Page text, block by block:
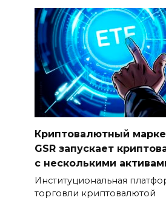
Криптовалютный
GSR запускает
с несколькими
Институциональная
торговли криптовалютой